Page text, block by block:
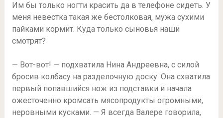
Им бы только ногти красить да в телефоне сидеть. У
меня невестка такая же бестолковая, мужа сухими
пайками кормит. Куда только сыновья наши
смотрят?
— Вот-вот! — подхватила Нина Андреевна, с силой
бросив колбасу на разделочную доску. Она схватила
первый попавшийся нож из подставки и начала
ожесточенно кромсать мясопродукты огромными,
неровными кусками. — Я всегда Валере говорила,